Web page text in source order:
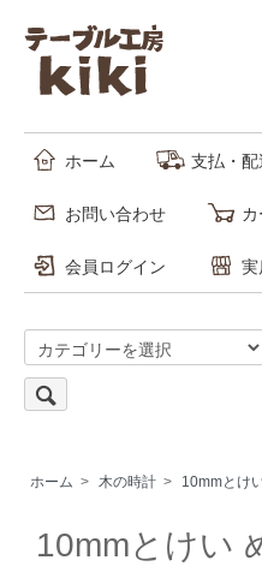
ホーム 支払・
お問い合わせ
会員ログイン 実
ホーム > 木の時計 > 10mmとけ
10mmとけい